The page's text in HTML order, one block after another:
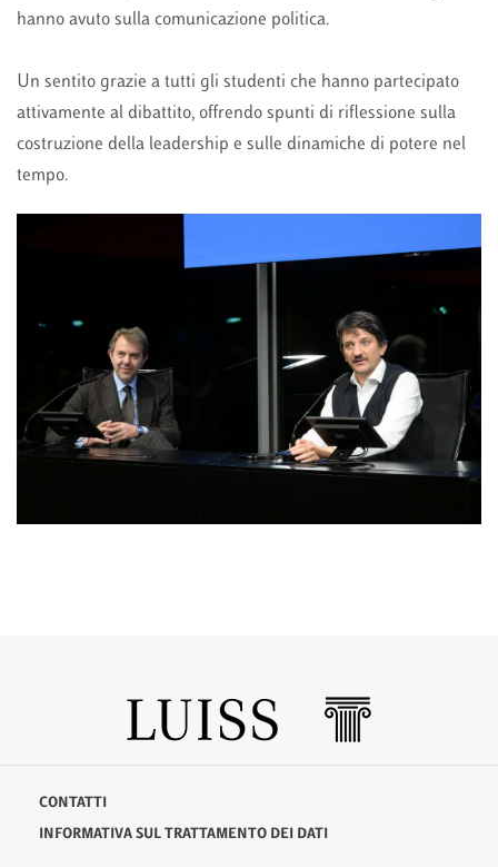
hanno avuto sulla comunicazione politica.
Un sentito grazie a tutti gli studenti che hanno partecipato
attivamente al dibattito, offrendo spunti di riflessione sulla
costruzione della leadership e sulle dinamiche di potere nel
tempo.
CONTATTI
INFORMATIVA SUL TRATTAMENTO DEI DATI